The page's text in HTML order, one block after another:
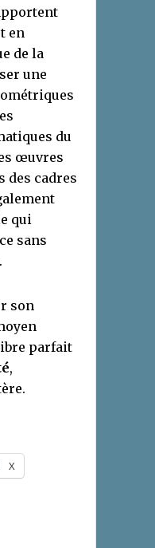
en
de la
une
du
œuvres
des cadres
qui
sans
.
son
parfait
,
X